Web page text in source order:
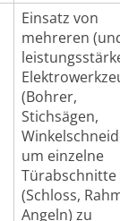
Einsatz von
mehreren
(Bohrer,
Stichsägen,
um einzelne
Türabschnitte
(Schloss,
Angeln) zu